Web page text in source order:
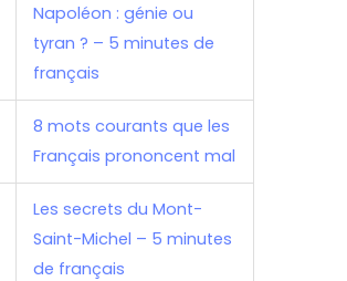
Napoléon : génie ou
tyran ? – 5 minutes de
français
8 mots courants que les
Français prononcent mal
Les secrets du Mont-
Saint-Michel – 5 minutes
de français